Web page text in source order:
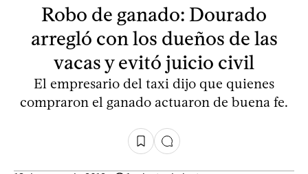
Robo de ganado: Dourado
arregló con los dueños de las
vacas y evitó juicio civil
El empresario del taxi dijo que quienes
compraron el ganado actuaron de buena fe.